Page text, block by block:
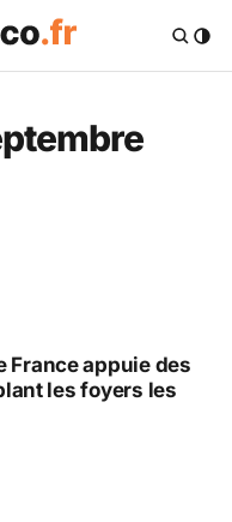
Eco .fr —
France appuie des
les foyers les